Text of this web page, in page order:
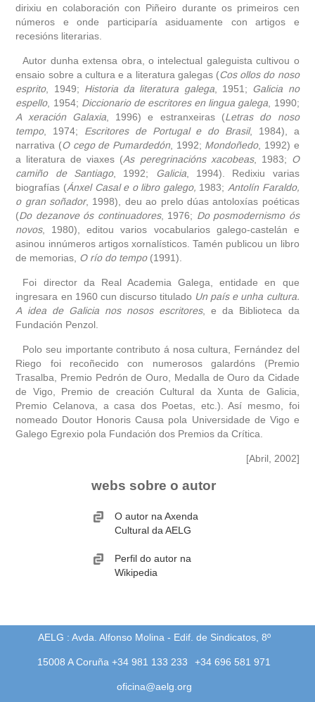
dirixiu en colaboración con Piñeiro durante os primeiros cen
números e onde participaría asiduamente con artigos e
recesións literarias.
Autor dunha extensa obra, o intelectual galeguista cultivou o
ensaio sobre a cultura e a literatura galegas (Cos ollos do noso
esprito, 1949; Historia da literatura galega, 1951; Galicia no
espello, 1954; Diccionario de escritores en lingua galega , 1990;
A xeración Galaxia, 1996) e estranxeiras (Letras do noso
tempo, 1974; Escritores de Portugal e do Brasil, 1984), a
narrativa (O cego de Pumardedón, 1992; Mondoñedo, 1992) e
a literatura de viaxes (As peregrinacións xacobeas, 1983; O
camiño de Santiago, 1992; Galicia, 1994). Redixiu varias
biografías (Ánxel Casal e o libro galego, 1983; Antolín Faraldo,
o gran soñador, 1998), deu ao prelo dúas antoloxías poéticas
(Do dezanove ós continuadores, 1976; Do posmodernismo ós
novos, 1980), editou varios vocabularios galego-castelán e
asinou innúmeros artigos xornalísticos. Tamén publicou un libro
de memorias, O río do tempo(1991).
Foi director da Real Academia Galega, entidade en que
ingresara en 1960 cun discurso titulado Un país e unha cultura.
A idea de Galicia nos nosos escritores, e da Biblioteca da
Fundación Penzol.
Polo seu importante contributo á nosa cultura, Fernández del
Riego foi recoñecido con numerosos galardóns (Premio
Trasalba, Premio Pedrón de Ouro, Medalla de Ouro da Cidade
de Vigo, Premio de creación Cultural da Xunta de Galicia,
Premio Celanova, a casa dos Poetas, etc.). Así mesmo, foi
nomeado Doutor Honoris Causa pola Universidade de Vigo e
Galego Egrexio pola Fundación dos Premios da Crítica.
[Abril, 2002]
webs sobre o autor
O autor na Axenda
Cultural da AELG
Perfil do autor na
Wikipedia
AELG : Avda. Alfonso Molina - Edif. de Sindicatos, 8º
15008 A Coruña +34 981 133 233 +34 696 581 971
oficina@aelg.org